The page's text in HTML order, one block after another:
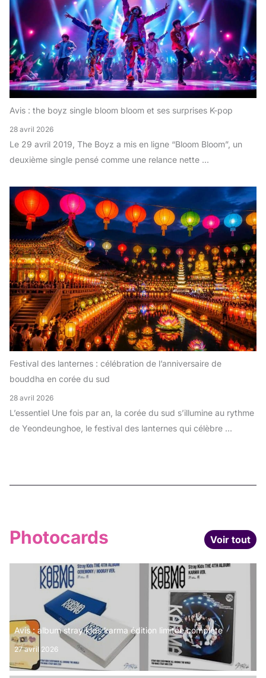
Avis : the boyz single bloom bloom et ses surprises K-pop
28 avril 2026
Le 29 avril 2019, The Boyz a mis en ligne “Bloom Bloom”, un
deuxième single pensé comme une relance nette ...
Festival des lanternes : célébration de l’anniversaire de
bouddha en corée du sud
28 avril 2026
L’essentiel Une fois par an, la corée du sud s’illumine au rythme
de Yeondeunghoe, le festival des lanternes qui célèbre ...
Photocards Voir tout
Avis : album stray kids karma édition limitée complète
27 avril 2026